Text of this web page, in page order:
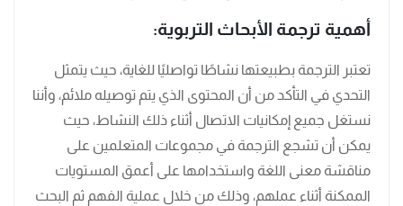
أهمية ترجمة الأبحاث التربوية:
تعتبر الترجمة بطبيعتها نشاطًا تواصليًا للغاية، حيث يتمثل
التحدي في التأكد من أن المحتوى الذي يتم توصيله ملائم، وأننا
نستغل جميع إمكانيات الاتصال أثناء ذلك النشاط، حيث
يمكن أن تشجع الترجمة في مجموعات المتعلمين على
مناقشة معنى اللغة واستخدامها على أعمق المستويات
الممكنة أثناء عملهم، وذلك من خلال عملية الفهم ثم البحث